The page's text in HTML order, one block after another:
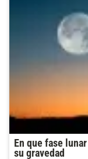
En que fase
su gravedad